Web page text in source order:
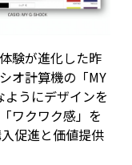
験が進化した昨
オ計算機の「MY
うにデザインを
ワクワク感」を
促進と価値提供